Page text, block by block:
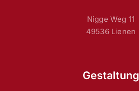
Nigge Weg 11
49536 Lienen
Gestaltung